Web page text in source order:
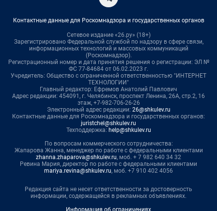
Контактные данные для Роскомнадзора и государственных органов
Сетевое издание «26.ру» (18+)
Зарегистрировано Федеральной службой по надзору в сфере связи,
информационных технологий и массовых коммуникаций
(Роскомнадзор).
Регистрационный номер и дата принятия решения о регистрации: ЭЛ №
ФС 77-84684 от 06.02.2023 г.
Учредитель: Общество с ограниченной ответственностью "ИНТЕРНЕТ
ТЕХНОЛОГИИ"
Главный редактор: Ефремов Анатолий Павлович
Адрес редакции: 454091, г. Челябинск, проспект Ленина, 26А, стр.2, 16
этаж, +7-982-706-26-26
Электронный адрес редакции: 26@shkulev.ru
Контактные данные для Роскомнадзора и государственных органов:
juristchel@shkulev.ru
Техподдержка: help@shkulev.ru
По вопросам коммерческого сотрудничества:
Жапарова Жанна, менеджер по работе с федеральными клиентами
zhanna.zhaparova@shkulev.ru, моб. + 7 982 640 34 32
Ревина Мария, директор по работе с федеральными клиентами
mariya.revina@shkulev.ru, моб. +7 910 402 4056
Редакция сайта не несет ответственности за достоверность
информации, содержащейся в рекламных объявлениях.